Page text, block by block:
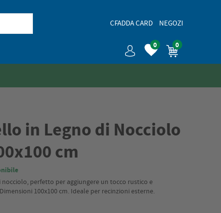
CFADDA CARD NEGOZI
0 0
in Legno di Nocciolo
cm
perfetto per aggiungere un tocco rustico e
100x100 cm. Ideale per recinzioni esterne.